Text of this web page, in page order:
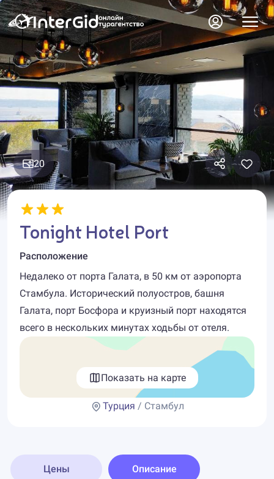
20
Tonight Hotel Port
Расположение
Недалеко от порта Галата, в 50 км от аэропорта
Стамбула. Исторический полуостров, башня
Галата, порт Босфора и круизный порт находятся
всего в нескольких минутах ходьбы от отеля.
Показать на карте
Турция / Стамбул
Цены Описание